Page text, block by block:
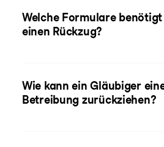
Welche Formulare
einen Rückzug?
Wie kann ein Gläubiger
Betreibung zurückziehen?